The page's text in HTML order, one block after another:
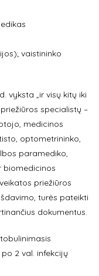
vaistininko
vyksta „ir visų kitų iki
specialistų –
medicinos
optometrininko,
paramediko,
biomedicinos
priežiūros
turės pateikti
dokumentus.
2 val. infekcijų